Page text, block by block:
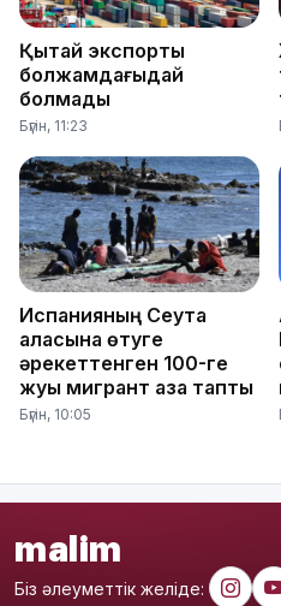
Қытай экспорты
болжамдағыдай
болмады
Бүгін, 11:23
Испанияның Сеута
қаласына өтуге
әрекеттенген 100-ге
жуық мигрант қаза тапты
Бүгін, 10:05
malim
Біз әлеуметтік желіде: